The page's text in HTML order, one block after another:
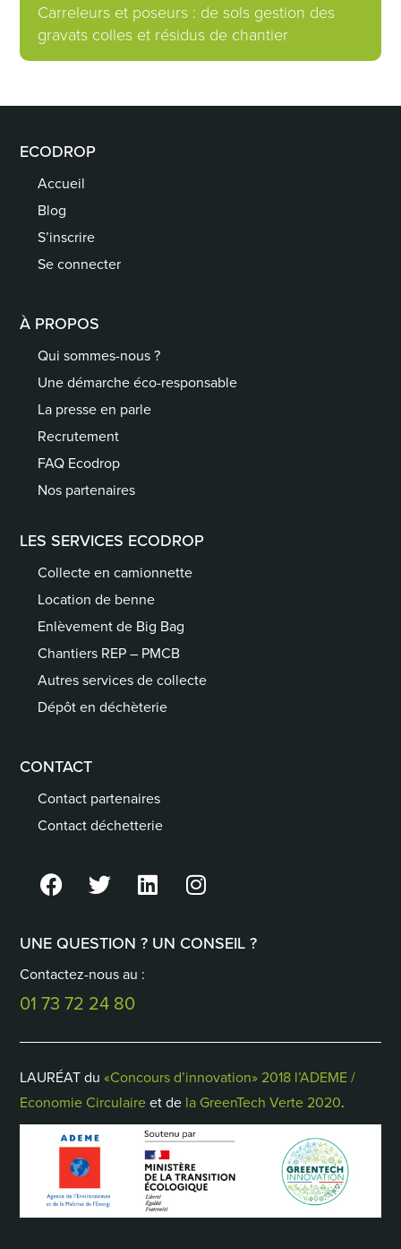
Carreleurs et poseurs : de sols gestion des
gravats colles et résidus de chantier
ECODROP
Accueil
Blog
S’inscrire
Se connecter
À PROPOS
Qui sommes-nous ?
Une démarche éco-responsable
La presse en parle
Recrutement
FAQ Ecodrop
Nos partenaires
LES SERVICES ECODROP
Collecte en camionnette
Location de benne
Enlèvement de Big Bag
Chantiers REP – PMCB
Autres services de collecte
Dépôt en déchèterie
CONTACT
Contact partenaires
Contact déchetterie
UNE QUESTION ? UN CONSEIL ?
Contactez-nous au :
01 73 72 24 80
LAURÉAT du«Concours d’innovation» 2018 l’ADEME /
Economie Circulaireet de la GreenTech Verte 2020.